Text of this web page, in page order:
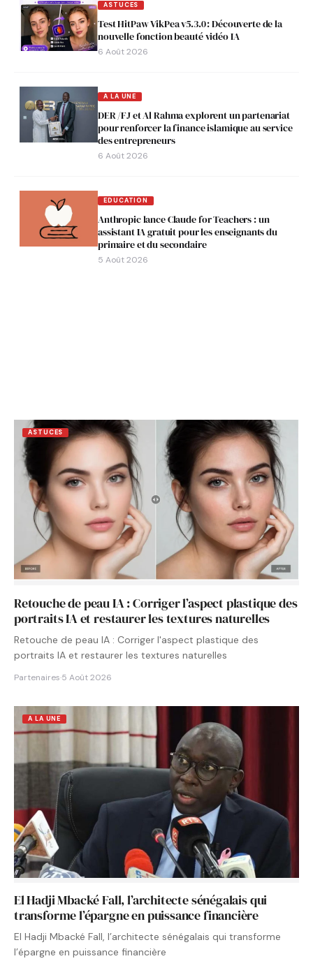
ASTUCES
Test HitPaw VikPea v5.3.0 : Découverte de la
nouvelle fonction beauté vidéo IA
6 Août 2026
A LA UNE
DER /FJ et Al Rahma explorent un partenariat
pour renforcer la finance islamique au service
des entrepreneurs
6 Août 2026
EDUCATION
Anthropic lance Claude for Teachers : un
assistant IA gratuit pour les enseignants du
primaire et du secondaire
5 Août 2026
ASTUCES
Retouche de peau IA : Corriger l’aspect plastique des
portraits IA et restaurer les textures naturelles
Retouche de peau IA : Corriger l'aspect plastique des
portraits IA et restaurer les textures naturelles
Partenaires·5 Août 2026
A LA UNE
El Hadji Mbacké Fall, l’architecte sénégalais qui
transforme l’épargne en puissance financière
El Hadji Mbacké Fall, l’architecte sénégalais qui transforme
l’épargne en puissance financière